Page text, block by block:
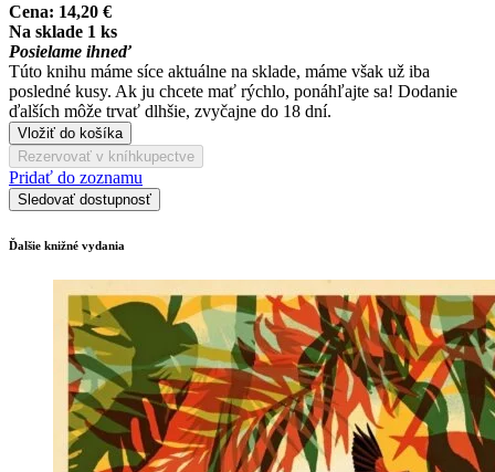
Cena: 14,20 €
Na sklade 1 ks
Posielame ihneď
Túto knihu máme síce aktuálne na sklade, máme však už iba
posledné kusy. Ak ju chcete mať rýchlo, ponáhľajte sa! Dodanie
ďalších môže trvať dlhšie, zvyčajne do 18 dní.
Vložiť do košíka
Rezervovať v kníhkupectve
Pridať do zoznamu
Sledovať dostupnosť
Ďalšie knižné vydania